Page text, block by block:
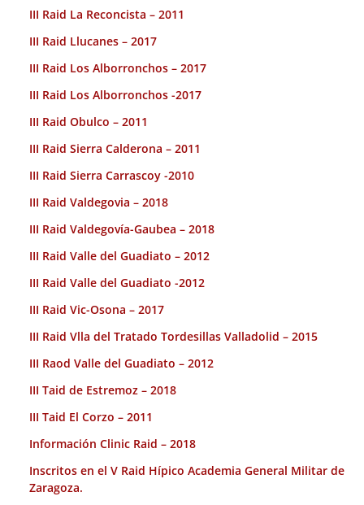
III Raid La Reconcista – 2011
III Raid Llucanes – 2017
III Raid Los Alborronchos – 2017
III Raid Los Alborronchos -2017
III Raid Obulco – 2011
III Raid Sierra Calderona – 2011
III Raid Sierra Carrascoy -2010
III Raid Valdegovia – 2018
III Raid Valdegovía-Gaubea – 2018
III Raid Valle del Guadiato – 2012
III Raid Valle del Guadiato -2012
III Raid Vic-Osona – 2017
III Raid Vlla del Tratado Tordesillas Valladolid – 2015
III Raod Valle del Guadiato – 2012
III Taid de Estremoz – 2018
III Taid El Corzo – 2011
Información Clinic Raid – 2018
Inscritos en el V Raid Hípico Academia General Militar de
Zaragoza.